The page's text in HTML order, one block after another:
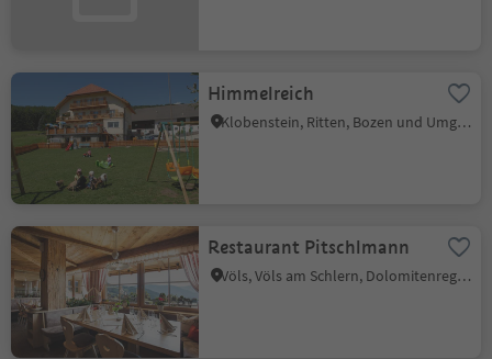
Himmelreich
Klobenstein, Ritten, Bozen und Umgebung
Restaurant Pitschlmann
Völs, Völs am Schlern, Dolomitenregion Seiser Alm